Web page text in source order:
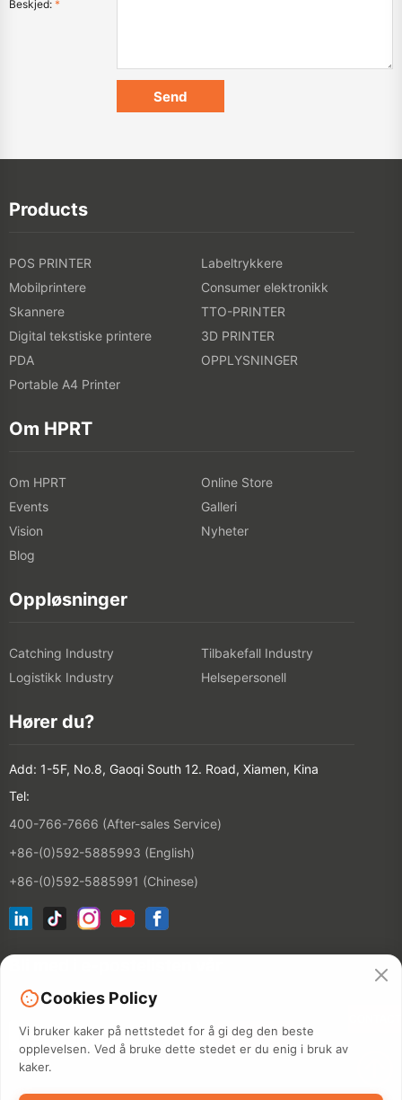
Beskjed: *
Products
POS PRINTER
Labeltrykkere
Mobilprintere
Consumer elektronikk
Skannere
TTO-PRINTER
Digital tekstiske printere
3D PRINTER
PDA
OPPLYSNINGER
Portable A4 Printer
Om HPRT
Om HPRT
Online Store
Events
Galleri
Vision
Nyheter
Blog
Oppløsninger
Catching Industry
Tilbakefall Industry
Logistikk Industry
Helsepersonell
Hører du?
Add: 1-5F, No.8, Gaoqi South 12. Road, Xiamen, Kina
Tel:
400-766-7666 (After-sales Service)
+86-(0)592-5885993 (English)
+86-(0)592-5885991 (Chinese)
Cookies Policy
Vi bruker kaker på nettstedet for å gi deg den beste
opplevelsen. Ved å bruke dette stedet er du enig i bruk av
kaker.